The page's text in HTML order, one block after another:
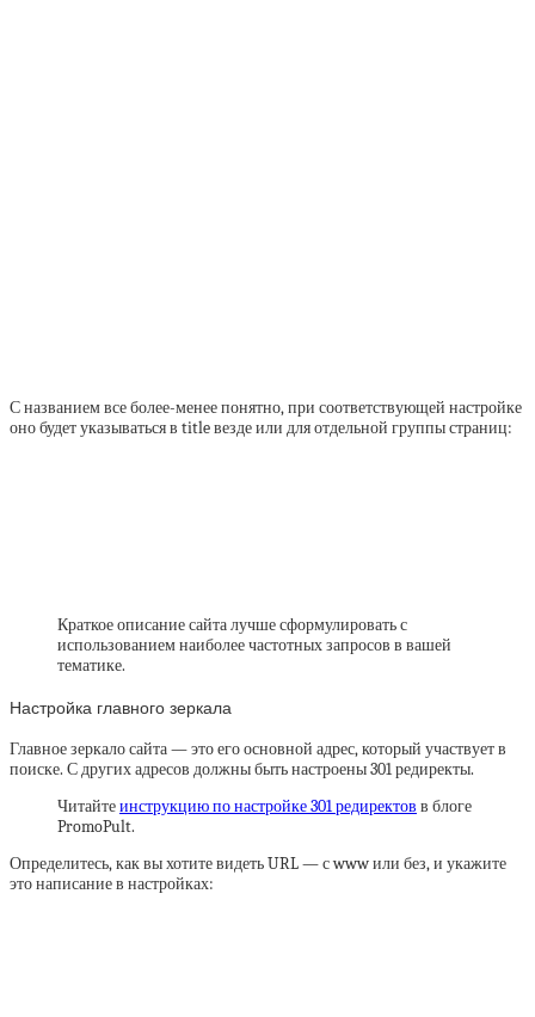
С названием все более-менее понятно, при соответствующей настройке
оно будет указываться в title везде или для отдельной группы страниц:
Краткое описание сайта лучше сформулировать с
использованием наиболее частотных запросов в вашей
тематике.
Настройка главного зеркала
Главное зеркало сайта — это его основной адрес, который участвует в
поиске. С других адресов должны быть настроены 301 редиректы.
Читайтеинструкцию по настройке 301 редиректов в блоге
PromoPult.
Определитесь, как вы хотите видеть URL — с www или без, и укажите
это написание в настройках: